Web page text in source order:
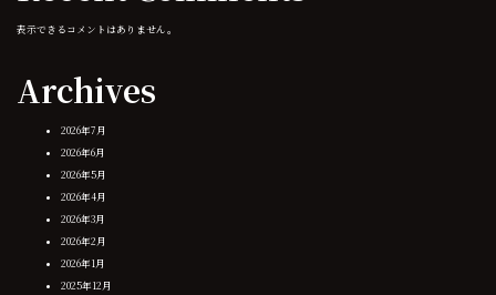
表示できるコメントはありません。
Archives
2026年7月
2026年6月
2026年5月
2026年4月
2026年3月
2026年2月
2026年1月
2025年12月